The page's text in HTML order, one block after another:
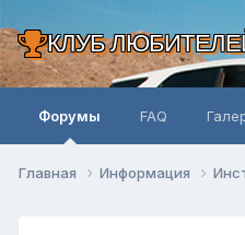
КЛУБ ЛЮБИТЕЛЕЙ
Форумы FAQ
Главная Информация